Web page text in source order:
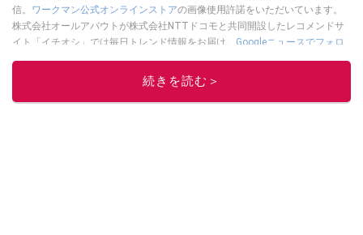
信。 ワークマン公式オンラインストアの画像使用許諾をいただいています。
株式会社オールアバウトが株式会社NTTドコモと共同開設したレコメンドサ
イト「イチオシ」では毎日トレンド情報をお届け。 Googleニュースでフォロ
ーしてください！
このイチオシストの他の記事を読む
続きを読む＞